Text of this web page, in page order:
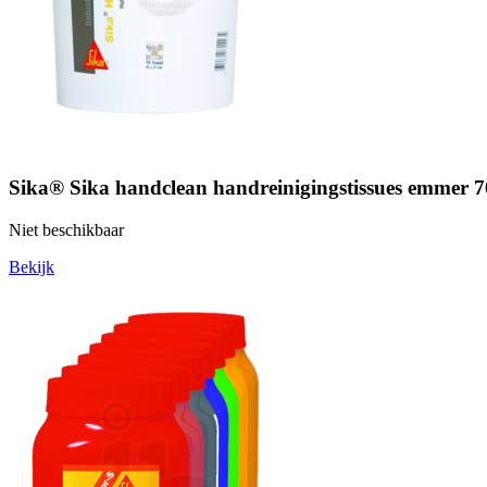
Sika® Sika handclean handreinigingstissues emmer
Niet beschikbaar
Bekijk